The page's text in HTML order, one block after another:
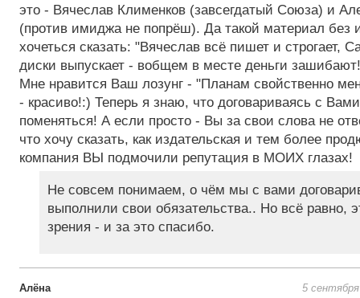
это - Вячеслав Клименков (завсегдатый Союза) и
(против имиджа не попрёш). Да такой материал без
хочеться сказать: "Вячеслав всё пишет и строгает,
диски выпускает - вобщем в месте деньги
Мне нравится Ваш лозунг - "Планам свойственно
- красиво!:) Теперь я знаю, что договариваясь с
поменяться! А если просто - Вы за свои слова не
что хочу сказать, как издательская и тем более
компания ВЫ подмочили репутация в МОИХ глазах!
Не совсем понимаем, о чём мы с вами
выполнили свои обязательства.. Но всё равно,
зрения - и за это спасибо.
Алёна 5